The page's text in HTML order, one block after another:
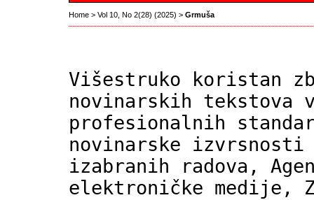
Home > Vol 10, No 2(28) (2025) > Grmuša
Višestruko koristan
novinarskih tekstova
profesionalnih
novinarske izvrsnosti
izabranih radova,
elektroničke medije,